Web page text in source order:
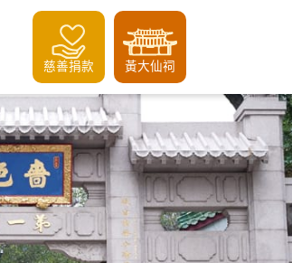
慈善捐款 黃大仙祠